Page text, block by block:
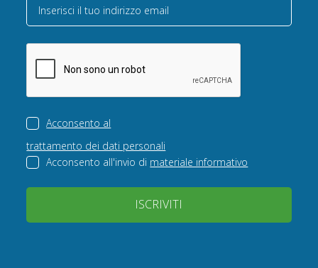
Inserisci il tuo indirizzo email
Acconsento al
trattamento dei dati personali
Acconsento all'invio di materiale informativo
ISCRIVITI